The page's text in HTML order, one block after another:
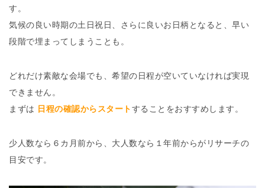
す。
気候の良い時期の土日祝日、さらに良いお日柄となると、早い
段階で埋まってしまうことも。
どれだけ素敵な会場でも、希望の日程が空いていなければ実現
できません。
まずは 日程の確認からスタートすることをおすすめします。
少人数なら６カ月前から、大人数なら１年前からがリサーチの
目安です。